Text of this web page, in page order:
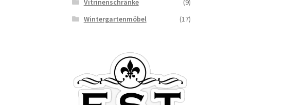
Vitrinenschränke
(9)
Wintergartenmöbel
(17)